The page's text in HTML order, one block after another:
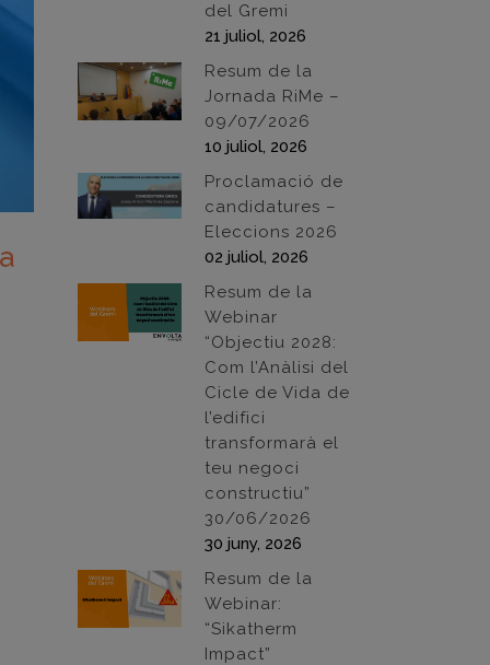
del Gremi
21 juliol, 2026
Resum de la
Jornada RiMe –
09/07/2026
10 juliol, 2026
Proclamació de
candidatures –
Eleccions 2026
02 juliol, 2026
Resum de la
Webinar
“Objectiu 2028:
Com l’Anàlisi del
Cicle de Vida de
l’edifici
transformarà el
teu negoci
constructiu”
30/06/2026
30 juny, 2026
Resum de la
Webinar:
“Sikatherm
Impact”